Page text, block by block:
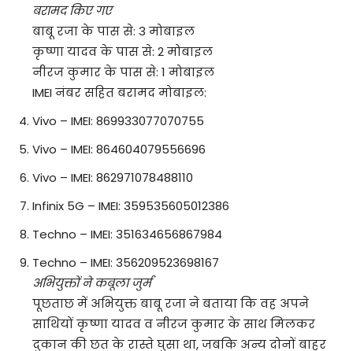
बरामद किए गए
बाबू रजा के पास से: 3 मोबाइल
कृष्णा यादव के पास से: 2 मोबाइल
नीरज कुमार के पास से: 1 मोबाइल
IMEI नंबर सहित बरामद मोबाइल:
Vivo – IMEI: 869933077070755
Vivo – IMEI: 864604079556696
Vivo – IMEI: 862971078488110
Infinix 5G – IMEI: 359535605012386
Techno – IMEI: 351634656867984
Techno – IMEI: 356209523698167
अभियुक्तों ने कबूला जुर्म
पूछताछ में अभियुक्त बाबू रजा ने बताया कि वह अपने
साथियों कृष्णा यादव व नीरज कुमार के साथ मिलकर
दुकान की छत के रास्ते घुसा था, जबकि अन्य दोनों बाहर